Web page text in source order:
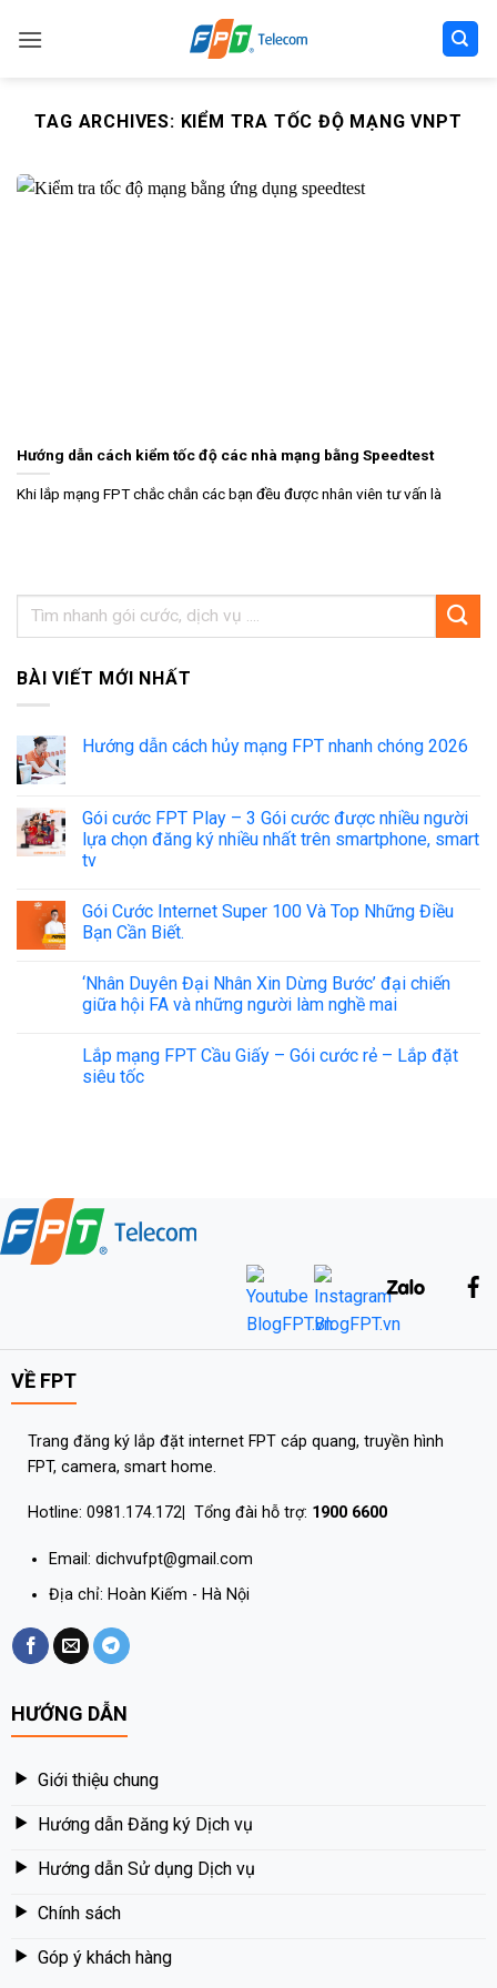
TAG ARCHIVES: KIỂM TRA TỐC ĐỘ MẠNG VNPT
Hướng dẫn cách kiểm tốc độ các nhà mạng bằng Speedtest
Khi lắp mạng FPT chắc chắn các bạn đều được nhân viên tư vấn là
BÀI VIẾT MỚI NHẤT
Hướng dẫn cách hủy mạng FPT nhanh chóng 2026
Gói cước FPT Play – 3 Gói cước được nhiều người
lựa chọn đăng ký nhiều nhất trên smartphone, smart
tv
Gói Cước Internet Super 100 Và Top Những Điều
Bạn Cần Biết.
‘Nhân Duyên Đại Nhân Xin Dừng Bước’ đại chiến
giữa hội FA và những người làm nghề mai
Lắp mạng FPT Cầu Giấy – Gói cước rẻ – Lắp đặt
siêu tốc
VỀ FPT
Trang đăng ký lắp đặt internet FPT cáp quang, truyền hình
FPT, camera, smart home.
Hotline: 0981.174.172| Tổng đài hỗ trợ: 1900 6600
Email: dichvufpt@gmail.com
Địa chỉ: Hoàn Kiếm - Hà Nội
HƯỚNG DẪN
Giới thiệu chung
Hướng dẫn Đăng ký Dịch vụ
Hướng dẫn Sử dụng Dịch vụ
Chính sách
Góp ý khách hàng